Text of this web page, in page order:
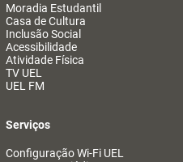
Moradia Estudantil
Casa de Cultura
Inclusão Social
Acessibilidade
Atividade Física
TV UEL
UEL FM
Serviços
Configuração Wi-Fi UEL